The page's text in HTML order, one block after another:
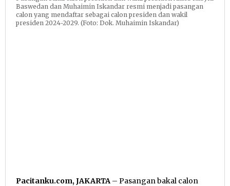
Baswedan dan Muhaimin Iskandar resmi menjadi pasangan
calon yang mendaftar sebagai calon presiden dan wakil
presiden 2024-2029. (Foto: Dok. Muhaimin Iskandar)
Pacitanku.com, JAKARTA – Pasangan bakal calon